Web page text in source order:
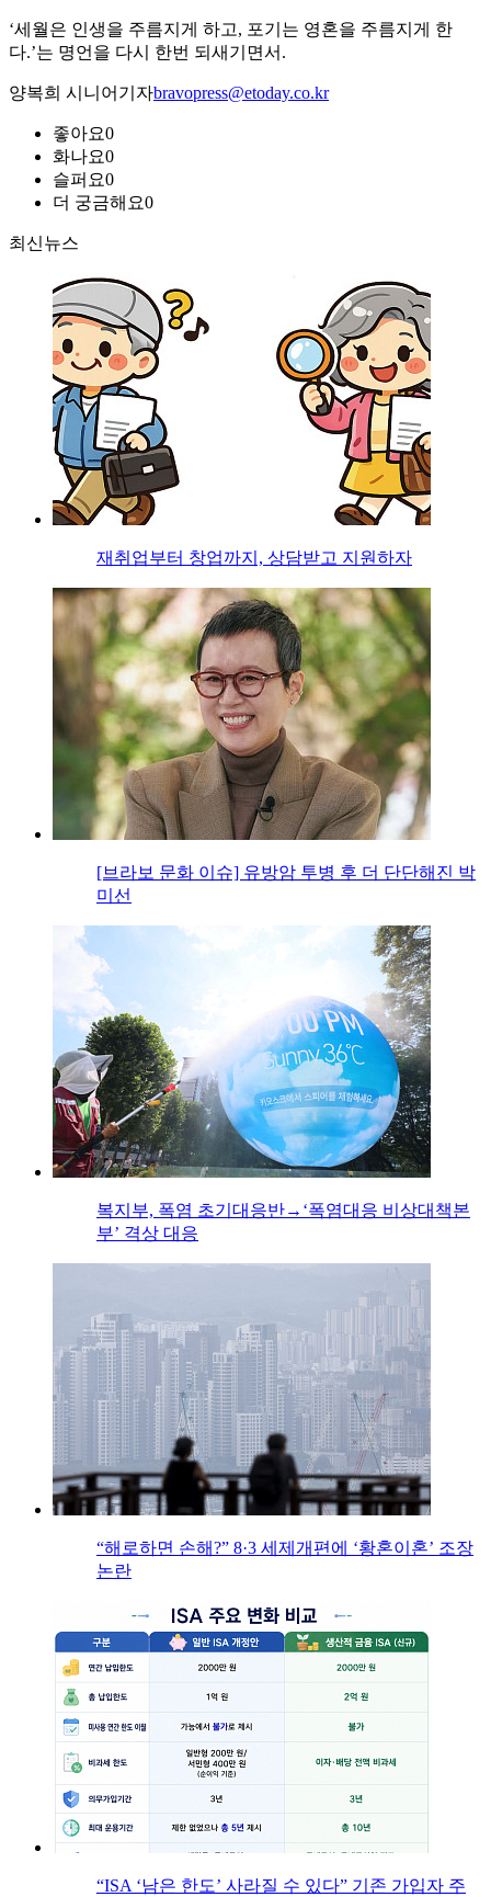
‘세월은 인생을 주름지게 하고, 포기는 영혼을 주름지게 한
다.’는 명언을 다시 한번 되새기면서.
양복희 시니어기자bravopress@etoday.co.kr
좋아요0
화나요0
슬퍼요0
더 궁금해요0
최신뉴스
재취업부터 창업까지, 상담받고 지원하자
[브라보 문화 이슈] 유방암 투병 후 더 단단해진 박
미선
복지부, 폭염 초기대응반→‘폭염대응 비상대책본
부’ 격상 대응
“해로하면 손해?” 8·3 세제개편에 ‘황혼이혼’ 조장
논란
“ISA ‘남은 한도’ 사라질 수 있다” 기존 가입자 주